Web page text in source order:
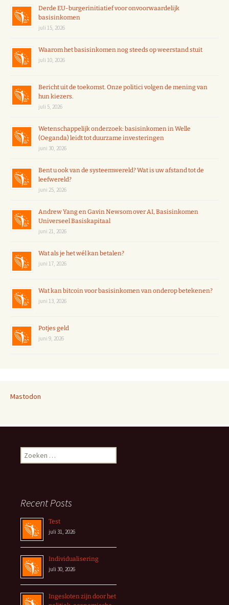
Derde EU-burgerinitiatief voor onvoorwaardelijk
basisinkomen
juli 15, 2026
Waarom het basisinkomen nog steeds op weerstand stuit
juli 10, 2026
Bericht uit de toekomst. Onze politici volgen de mening van
hun kiezers.
juli 5, 2026
Wetenschappelijk onderzoek: basisinkomen in Welle
(Oeganda) leidt tot duurzame investeringen
juni 30, 2026
Bent u ook van de systeemwereld? Wat is uw afstand tot de
leefwereld?
juni 25, 2026
Andrew Yang en Gavin Newsom over AI, Basisinkomen
Universeel Basiskapitaal
juni 21, 2026
Wat als je het wél kan betalen?
juni 17, 2026
Wat kan bitcoin voor basisinkomen van onderop betekenen?
juni 13, 2026
Potjes geld
juni 9, 2026
Mastodon
Zoeken
naar:
Recent Posts
Test
juli 31, 2026
Individualisering
juli 30, 2026
Ingesloten zijn door het